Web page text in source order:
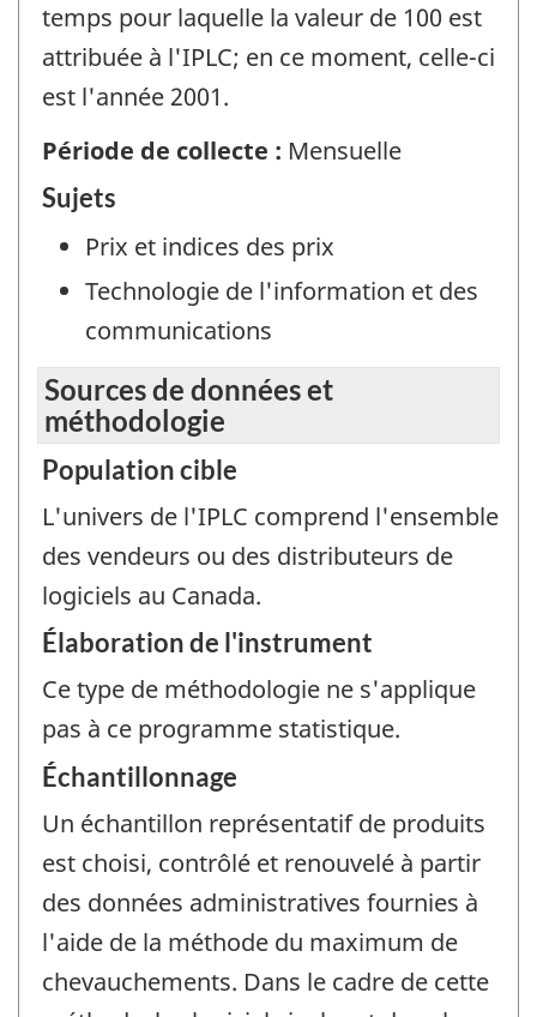
temps pour laquelle la valeur de 100 est
attribuée à l'IPLC; en ce moment, celle-ci
est l'année 2001.
Période de collecte : Mensuelle
Sujets
Prix et indices des prix
Technologie de l'information et des
communications
Sources de données et
méthodologie
Population cible
L'univers de l'IPLC comprend l'ensemble
des vendeurs ou des distributeurs de
logiciels au Canada.
Élaboration de l'instrument
Ce type de méthodologie ne s'applique
pas à ce programme statistique.
Échantillonnage
Un échantillon représentatif de produits
est choisi, contrôlé et renouvelé à partir
des données administratives fournies à
l'aide de la méthode du maximum de
chevauchements. Dans le cadre de cette